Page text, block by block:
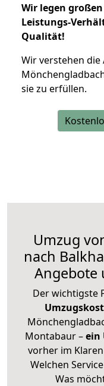
Wir legen
Leistungs-
Qualität!
Wir verstehen
sie zu erfüllen.
Umzug
nach
Angebote
Der wichtigste
Montabaur –ein
vorher im
Welchen
Was